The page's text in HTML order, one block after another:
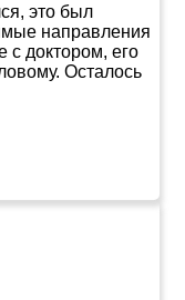
это был
направления
доктором, его
Осталось